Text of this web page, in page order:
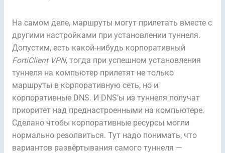
На самом деле, маршруты могут прилетать вместе с
другими настройками при установлении туннеля.
Допустим, есть какой-нибудь корпоративный
FortiClient VPN, тогда при успешном установления
туннеля на компьютер прилетят не только
маршруты в корпоративную сеть, но и
корпоративные DNS. И DNS’ы из туннеля получат
приоритет над преднастроенными на компьютере.
Сделано чтобы корпоративные ресурсы могли
нормально резолвиться. Тут надо понимать, что
вариантов развёртывания самого туннеля —